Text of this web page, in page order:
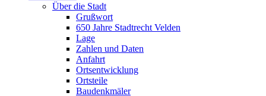
Über die Stadt
Grußwort
650 Jahre Stadtrecht Velden
Lage
Zahlen und Daten
Anfahrt
Ortsentwicklung
Ortsteile
Baudenkmäler